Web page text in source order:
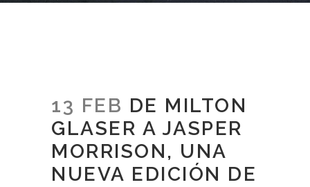
13 FEB DE MILTON
GLASER A JASPER
MORRISON, UNA
NUEVA EDICIÓN DE